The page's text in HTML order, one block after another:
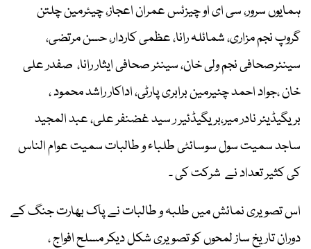
ہمایوں سرور، سی ای او چیزئس عمران اعجاز، چیئرمین چلتن
گروپ نجم مزاری، شمائلہ رانا، عظمی کاردار، حسن مرتضی،
سینئرصحافی نجم ولی خان، سینئر صحافی ایثار رانا، صفدر علی
خان ،جواد احمد چئیرمین برابری پارٹی، اداکار راشد محمود ،
بریگیڈیئر نادر میر،بریگیڈئیر ر سید غضنفر علی، عبد المجید
ساجد سمیت سول سوسائٹی طلباء و طالبات سمیت عوام الناس
کی کثیر تعداد نے شرکت کی ۔
اس تصویری نمائش میں طلبہ و طالبات نے پاک بھارت جنگ کے
دوران تاریخ ساز لمحوں کو تصویری شکل دیکر مسلح افواج ،